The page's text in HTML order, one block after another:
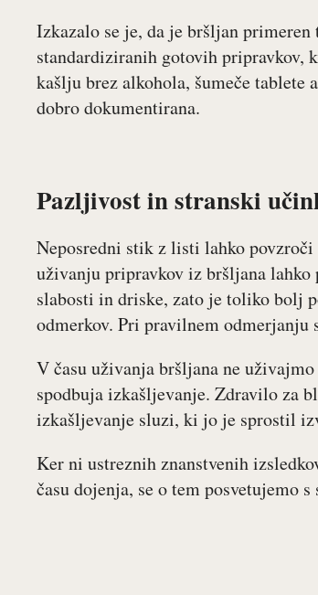
Izkazalo se je, da je bršljan
standardiziranih gotovih pripravkov,
kašlju brez alkohola, šumeče
dobro dokumentirana.
Pazljivost in stranski
Neposredni stik z listi lahko
uživanju pripravkov iz bršljana
slabosti in driske, zato je toliko bolj
odmerkov. Pri pravilnem odmerjanju
V času uživanja bršljana ne
spodbuja izkašljevanje. Zdravilo za
izkašljevanje sluzi, ki jo je sprostil
Ker ni ustreznih znanstvenih
času dojenja, se o tem posvetujemo